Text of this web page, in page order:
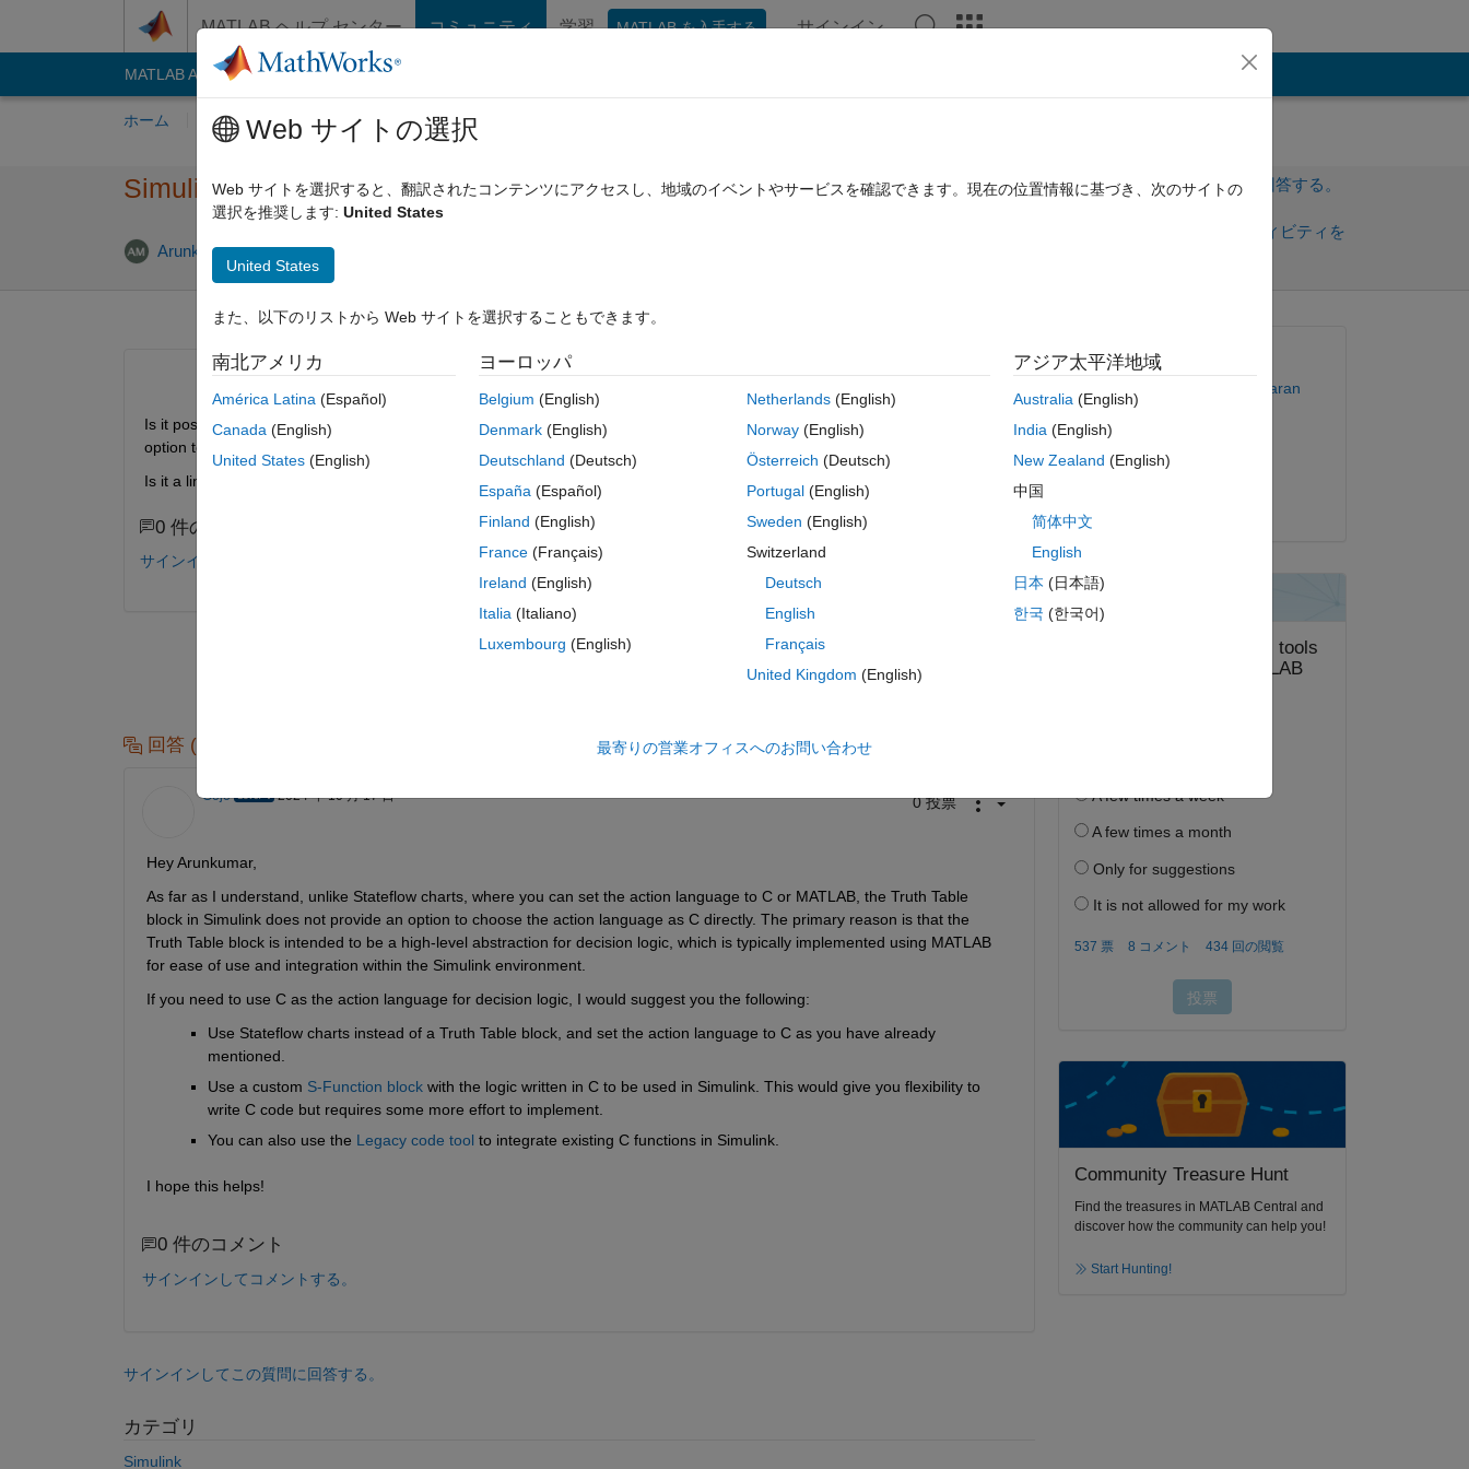
MATLAB ヘルプ センター コミュニティ 学習 MATLAB を入手する サインイン
MATLAB Answers File Exchange
ホーム 質問する 回答 閲覧 MATLAB に関する FAQ
Simulink Truthtable block with Action language as C
Arunkumar Muthukumaran
サインインしてこの質問に回答する。
サインインしてアクティビティを
0 投票
Is it possible to set Action language to C in Simulink Truthtable block? For truth tables used in Stateflow model, there is an
option to select Action Language. But this option is not available for Simulink Truthtable block.
Is it a limitation or is there any possibility to set it to C language?
0 件のコメント
サインインしてコメントする。
サインインしてこの質問に回答する。
回答 (1 件)
Gojo 2024 年 10 月 17 日 0 投票
Hey Arunkumar,
As far as I understand, unlike Stateflow charts, where you can set the action language to C or MATLAB, the Truth Table
block in Simulink does not provide an option to choose the action language as C directly. The primary reason is that the
Truth Table block is intended to be a high-level abstraction for decision logic, which is typically implemented using MATLAB
for ease of use and integration within the Simulink environment.
If you need to use C as the action language for decision logic, I would suggest you the following:
Use Stateflow charts instead of a Truth Table block, and set the action language to C as you have already
mentioned.
Use a custom S-Function block with the logic written in C to be used in Simulink. This would give you flexibility to
write C code but requires some more effort to implement.
You can also use the Legacy code tool to integrate existing C functions in Simulink.
I hope this helps!
0 件のコメント
サインインしてコメントする。
サインインしてこの質問に回答する。
カテゴリ
Simulink
質問済み:
Arunkumar Muthukumaran
2015 年 7 月 3 日
回答済み:
Community Treasure Hunt
Find the treasures in MATLAB Central and
discover how the community can help you!
Start Hunting!
Web サイトの選択
Web サイトを選択すると、翻訳されたコンテンツにアクセスし、地域のイベントやサービスを確認できます。現在の位置情報に基づき、次のサイトの
選択を推奨します: United States
United States
また、以下のリストから Web サイトを選択することもできます。
南北アメリカ
América Latina (Español)
Canada (English)
United States (English)
ヨーロッパ
Belgium (English)
Denmark (English)
Deutschland (Deutsch)
España (Español)
Finland (English)
France (Français)
Ireland (English)
Italia (Italiano)
Luxembourg (English)
Netherlands(English)
Norway(English)
Österreich (Deutsch)
Portugal(English)
Sweden (English)
Switzerland
Deutsch
English
Français
United Kingdom (English)
アジア太平洋地域
Australia(English)
India(English)
New Zealand (English)
中国
简体中文
English
日本 (日本語)
한국 (한국어)
最寄りの営業オフィスへのお問い合わせ